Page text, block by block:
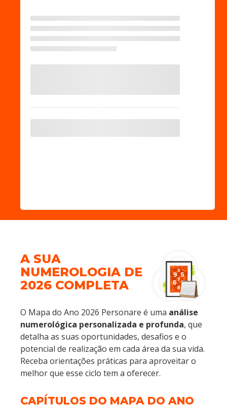
A SUA
NUMEROLOGIA DE
2026 COMPLETA
O Mapa do Ano 2026 Personare é uma análise
numerológica personalizada e profunda, que
detalha as suas oportunidades, desafios e o
potencial de realização em cada área da sua vida.
Receba orientações práticas para aproveitar o
melhor que esse ciclo tem a oferecer.
CAPÍTULOS DO MAPA DO ANO